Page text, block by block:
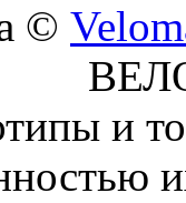
©
и